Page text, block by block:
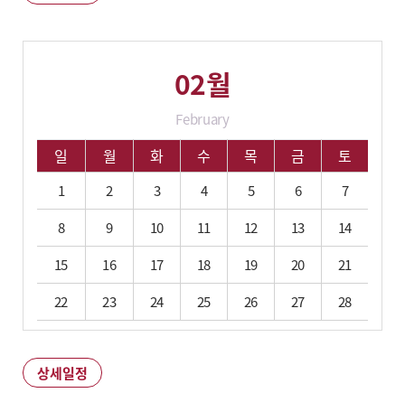
02월
February
02월 학사 일정입니다.
일 월 화 수 목 금 토
1 2 3 4 5 6
7
8
9 10 11 12 13
14
15
16 17 18 19 20
21
22
23 24 25 26 27 28
상세일정